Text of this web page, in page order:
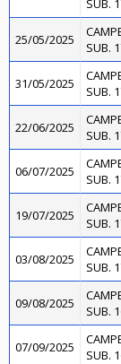
SUB.
25/05/2025
SUB.
31/05/2025
SUB.
22/06/2025
SUB.
06/07/2025
SUB.
19/07/2025
SUB.
03/08/2025
SUB.
09/08/2025
SUB.
07/09/2025
SUB.